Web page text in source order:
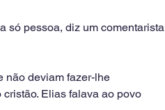
só pessoa, diz um comentarista
não deviam fazer-lhe
Elias falava ao povo